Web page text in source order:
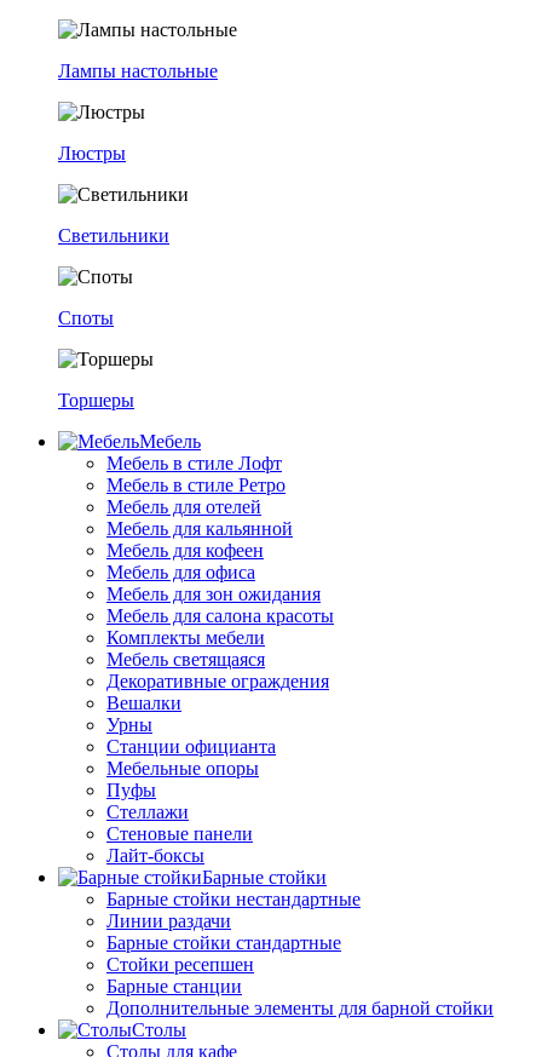
Лампы настольные
Люстры
Светильники
Споты
Торшеры
Мебель
Мебель в стиле Лофт
Мебель в стиле Ретро
Мебель для отелей
Мебель для кальянной
Мебель для кофеен
Мебель для офиса
Мебель для зон ожидания
Мебель для салона красоты
Комплекты мебели
Мебель светящаяся
Декоративные ограждения
Вешалки
Урны
Станции официанта
Мебельные опоры
Пуфы
Стеллажи
Стеновые панели
Лайт-боксы
Барные стойки
Барные стойки нестандартные
Линии раздачи
Барные стойки стандартные
Стойки ресепшен
Барные станции
Дополнительные элементы для барной стойки
Столы
Столы для кафе